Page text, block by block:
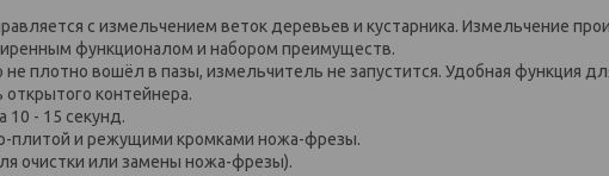
с измельчением веток деревьев и кустарника. Измельчение
функционалом и набором преимуществ.
плотно вошёл в пазы, измельчитель не запустится. Удобная функция
контейнера.
10 - 15 секунд.
плитой и режущими кромками ножа-фрезы.
очистки или замены ножа-фрезы).